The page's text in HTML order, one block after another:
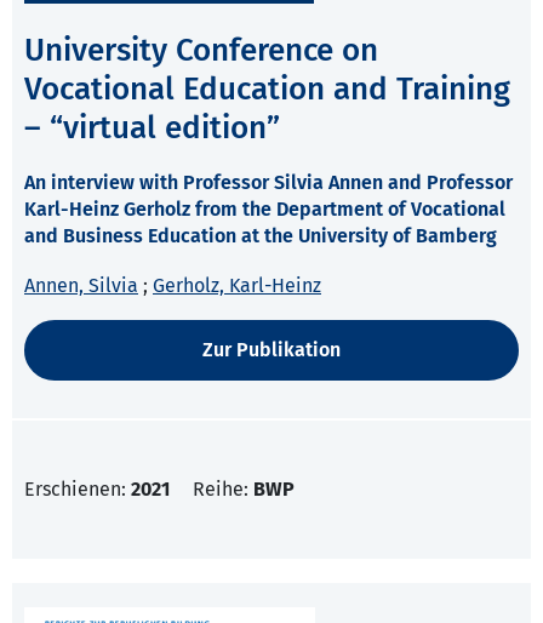
University Conference on
Vocational Education and Training
– “virtual edition”
An interview with Professor Silvia Annen and Professor
Karl-Heinz Gerholz from the Department of Vocational
and Business Education at the University of Bamberg
Annen, Silvia ; Gerholz, Karl-Heinz
Zur Publikation
Erschienen: 2021 Reihe: BWP